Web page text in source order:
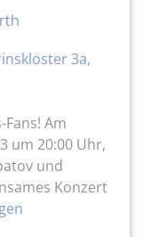
3a,
Fans! Am
um 20:00 Uhr,
und
Konzert